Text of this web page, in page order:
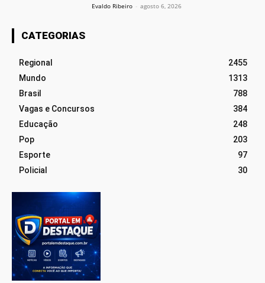
Evaldo Ribeiro - agosto 6, 2026
CATEGORIAS
Regional
2455
Mundo
1313
Brasil
788
Vagas e Concursos
384
Educação
248
Pop
203
Esporte
97
Policial
30